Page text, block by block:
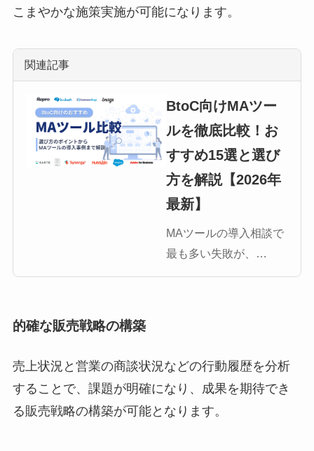
こまやかな施策実施が可能になります。
関連記事
BtoC向けMAツー
ルを徹底比較！お
すすめ15選と選び
方を解説【2026年
最新】
MAツールの導入相談で
最も多い失敗が、
「BtoBツールを選んで
選定を誤ると導入コス
トだけがかさみ、施策
が機能しないまま運用
的確な販売戦略の構築
売上状況と営業の商談状況などの行動履歴を分析
することで、課題が明確になり、成果を期待でき
る販売戦略の構築が可能となります。